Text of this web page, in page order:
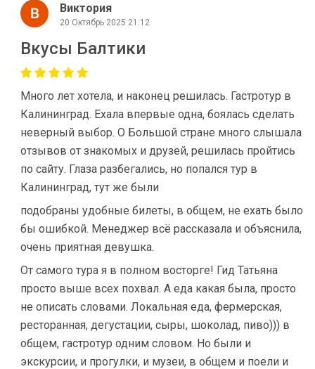
Виктория
20 Октябрь 2025 21:12
Вкусы Балтики
Много лет хотела, и наконец решилась. Гастротур в
Калининград. Ехала впервые одна, боялась сделать
неверный выбор. О Большой стране много слышала
отзывов от знакомых и друзей, решилась пройтись
по сайту. Глаза разбегались, но попался тур в
Калининград, тут же были
подобраны удобные билеты, в общем, не ехать было
бы ошибкой. Менеджер всё рассказала и объяснила,
очень приятная девушка.
От самого тура я в полном восторге! Гид Татьяна
просто выше всех похвал. А еда какая была, просто
не описать словами. Локальная еда, фермерская,
ресторанная, дегустации, сыры, шоколад, пиво))) в
общем, гастротур одним словом. Но были и
экскурсии, и прогулки, и музеи, в общем и поели и